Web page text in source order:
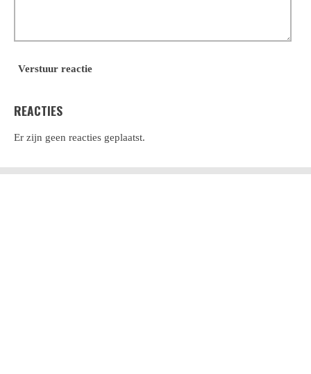
Verstuur reactie
REACTIES
Er zijn geen reacties geplaatst.